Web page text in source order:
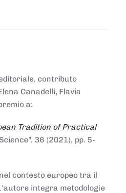
contributo
Canadelli, Flavia
a:
Tradition of Practical
36 (2021), pp. 5-
contesto europeo tra il
integra metodologie